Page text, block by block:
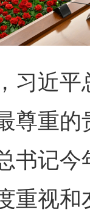
近平
尊重
书记
重视